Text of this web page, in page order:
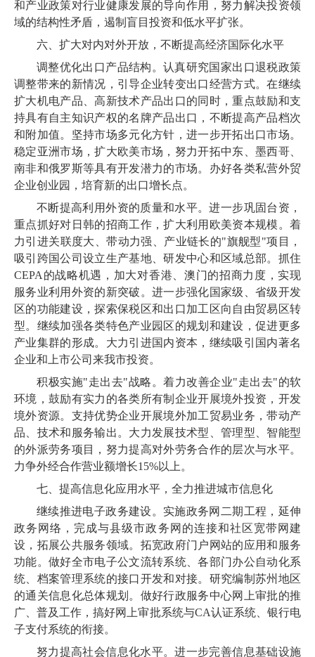
和产业政策对行业健康发展的导向作用，努力解决投资领
域的结构性矛盾，遏制盲目投资和低水平扩张。
六、扩大对内对外开放，不断提高经济国际化水平
调整优化出口产品结构。认真研究国家出口退税政策
调整带来的新情况，引导企业转变出口经营方式。在继续
扩大机电产品、高新技术产品出口的同时，重点鼓励和支
持具有自主知识产权的名牌产品出口，不断提高产品档次
和附加值。坚持市场多元化方针，进一步开拓出口市场。
稳定亚洲市场，扩大欧美市场，努力开拓中东、墨西哥、
南非和俄罗斯等具有开发潜力的市场。办好各类私营外贸
企业创业园，培育新的出口增长点。
不断提高利用外资的质量和水平。进一步巩固台资，
重点抓好对日韩的招商工作，扩大利用欧美资本规模。着
力引进关联度大、带动力强、产业链长的"旗舰型"项目，
吸引跨国公司设立生产基地、研发中心和区域总部。抓住
CEPA的战略机遇，加大对香港、澳门的招商力度，实现
服务业利用外资的新突破。进一步强化国家级、省级开发
区的功能建设，探索保税区和出口加工区向自由贸易区转
型。继续加强各类特色产业园区的规划和建设，促进更多
产业集群的形成。大力引进国内资本，继续吸引国内著名
企业和上市公司来我市投资。
积极实施"走出去"战略。着力改善企业"走出去"的软
环境，鼓励有实力的各类所有制企业开展境外投资，开发
境外资源。支持优势企业开展境外加工贸易业务，带动产
品、技术和服务输出。大力发展技术型、管理型、智能型
的外派劳务项目，努力提高对外劳务合作的层次与水平。
力争外经合作营业额增长15%以上。
七、提高信息化应用水平，全力推进城市信息化
继续推进电子政务建设。实施政务网二期工程，延伸
政务网络，完成与县级市政务网的连接和社区宽带网建
设，拓展公共服务领域。拓宽政府门户网站的应用和服务
功能。做好全市电子公文流转系统、各部门办公自动化系
统、档案管理系统的接口开发和对接。研究编制苏州地区
的通关信息化总体规划。做好行政服务中心网上审批的推
广、普及工作，搞好网上审批系统与CA认证系统、银行电
子支付系统的衔接。
努力提高社会信息化水平。进一步完善信息基础设施